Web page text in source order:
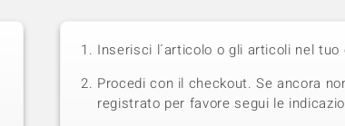
Inserisci l´articolo o gli articoli nel tuo
Procedi con il checkout. Se ancora
registrato per favore segui le